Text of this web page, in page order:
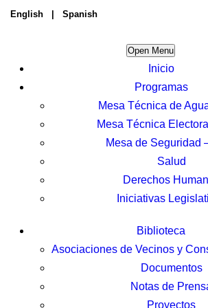
English Spanish
Open Menu
Inicio
Programas
Mesa Técnica de
Mesa Técnica
Mesa de Seguridad
Salud
Derechos
Iniciativas
Biblioteca
Asociaciones de Vecinos y
Documentos
Notas de
Proyectos